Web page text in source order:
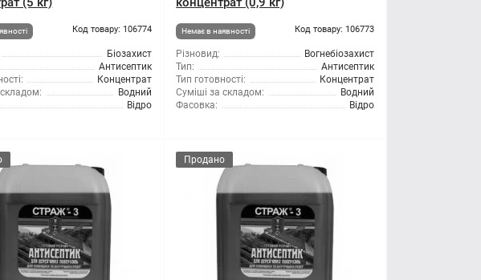
Код товару: 106774
Біозахист
Антисептик
Концентрат
Водний
Відро
Немає в наявності Код товару: 106773
Різновид:
Вогнебіозахист
Тип:
Антисептик
Тип готовності:
Концентрат
Суміші за складом:
Водний
Фасовка:
Відро
Продано